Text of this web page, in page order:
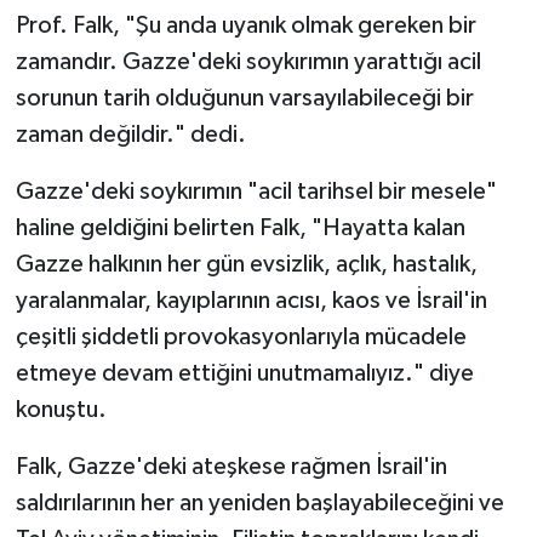
Prof. Falk, "Şu anda uyanık olmak gereken bir
zamandır. Gazze'deki soykırımın yarattığı acil
sorunun tarih olduğunun varsayılabileceği bir
zaman değildir." dedi.
Gazze'deki soykırımın "acil tarihsel bir mesele"
haline geldiğini belirten Falk, "Hayatta kalan
Gazze halkının her gün evsizlik, açlık, hastalık,
yaralanmalar, kayıplarının acısı, kaos ve İsrail'in
çeşitli şiddetli provokasyonlarıyla mücadele
etmeye devam ettiğini unutmamalıyız." diye
konuştu.
Falk, Gazze'deki ateşkese rağmen İsrail'in
saldırılarının her an yeniden başlayabileceğini ve